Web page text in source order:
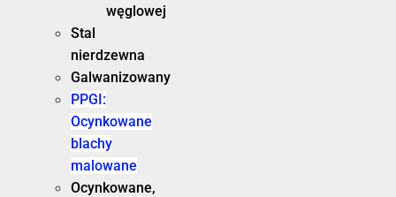
węglowej
Stal
nierdzewna
Galwanizowany
PPGI:
Ocynkowane
blachy
malowane
Ocynkowane,